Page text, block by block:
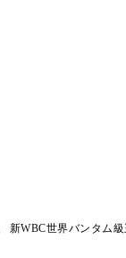
新WBC世界バンタム